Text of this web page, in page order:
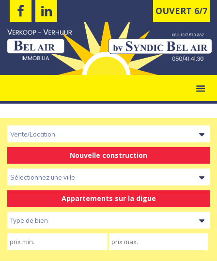
OUVERT 6/7
Vente/Location
Nouvelle construction
Sélectionnez une ville
Appartements sur la digue
Type de bien